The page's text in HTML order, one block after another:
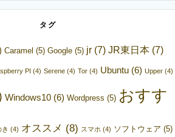
タグ
Caramel (5) Google (5) jr (7) JR東日本 (7)
PI (4) Serene(4) Tor(4) Ubuntu(6) Upper(4)
Windows10 (6) Wordpress (5) おすす
き (4) オススメ (8) スマホ (4) ソフトウェア (5)